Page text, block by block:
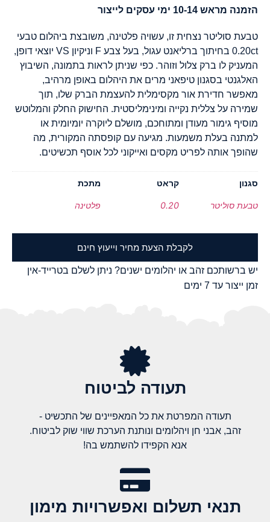
הזמנה מראש 10-14 ימי עסקים לייצור
טבעת סוליטר נצחית זו, עשויה פלטינה, משובצת ביהלום טבעי
0.20ct בחיתוך ברליאנט עגול, בעל צבע F וניקיון VS יוצאי דופן,
המעניק לו ברק צלול וזוהר. כפי שניתן לראות בתמונה, השיבוץ
האלגנטי בסגנון טיפאני מרים את היהלום באופן מרהיב,
מאפשר חדירת אור מקסימלית להעצמת הברק שלו, תוך
שמירה על צללית נקייה ומינימליסטית. החישוק החלק והמלוטש
מוסיף גימור מעודן ומתוחכם, מושלם ליוקרה יומיומית או
למתנה בעלת משמעות. מגיעה עם קופסתה המקורית, מה
שהופך אותה לפריט מקסים ואייקוני לכל אוסף תכשיטים.
סגנון
טבעת סוליטר
קראט
0.20
מתכת
פלטינה
לקבלת הצעת מחיר וייעוץ חינם
יש ברשותכם זהב או יהלומים ישנים? ניתן לשלם בטרייד-אין
זמן ייצור עד 7 ימים
תעודה לביטוח
תעודה המפרטת את כל המאפיינים של התכשיט -
זהב, אבני חן ויהלומים ונותנת הערכת שווי שוק לביטוח.
אנא הקפידו להשתמש בה!
תנאי תשלום ואפשרויות מימון